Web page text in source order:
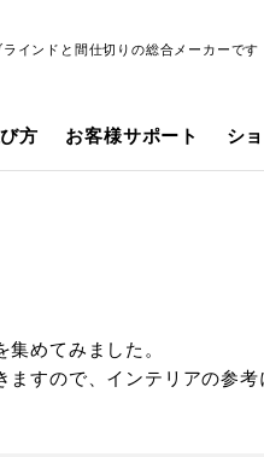
ラインドと間仕切りの総合メーカーです
方 お客様サポート シ
めてみました。
すので、インテリアの参考